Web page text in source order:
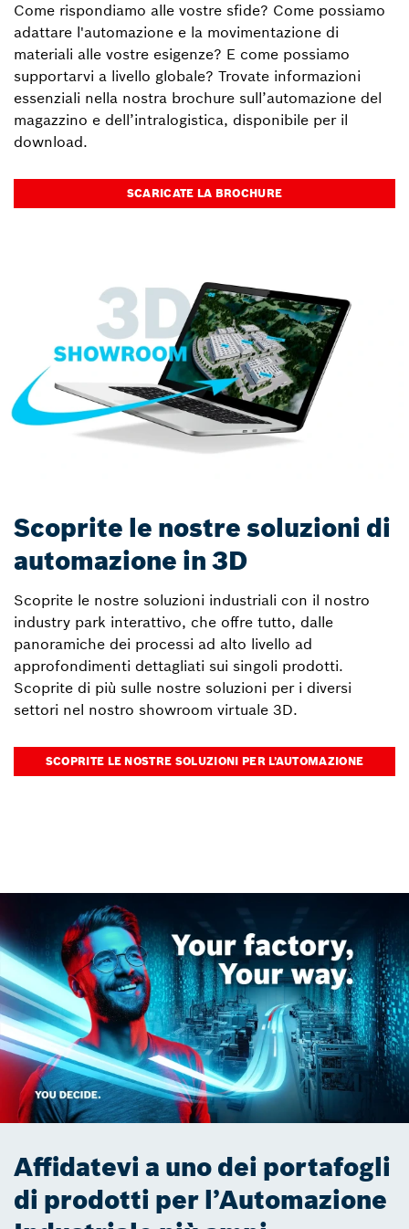
Come rispondiamo alle vostre sfide? Come possiamo
adattare l'automazione e la movimentazione di
materiali alle vostre esigenze? E come possiamo
supportarvi a livello globale? Trovate informazioni
essenziali nella nostra brochure sull’automazione del
magazzino e dell’intralogistica, disponibile per il
download.
SCARICATE LA BROCHURE
Scoprite le nostre soluzioni di
automazione in 3D
Scoprite le nostre soluzioni industriali con il nostro
industry park interattivo, che offre tutto, dalle
panoramiche dei processi ad alto livello ad
approfondimenti dettagliati sui singoli prodotti.
Scoprite di più sulle nostre soluzioni per i diversi
settori nel nostro showroom virtuale 3D.
SCOPRITE LE NOSTRE SOLUZIONI PER L’AUTOMAZIONE
Affidatevi a uno dei portafogli
di prodotti per l’Automazione